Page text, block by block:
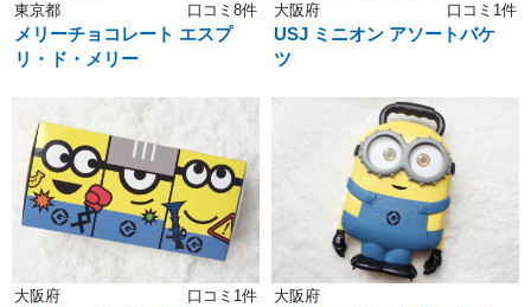
東京都 口コミ8件
メリーチョコレート エスプ
リ・ド・メリー
大阪府 口コミ1件
USJ ミニオン アソートバケ
ツ
大阪府 口コミ1件 大阪府